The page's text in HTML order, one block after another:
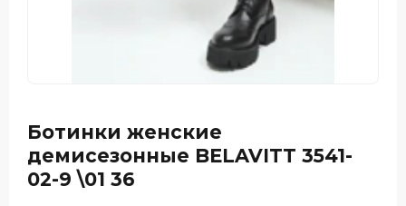
Ботинки женские
демисезонные BELAVITT 3541-
02-9 \01 36